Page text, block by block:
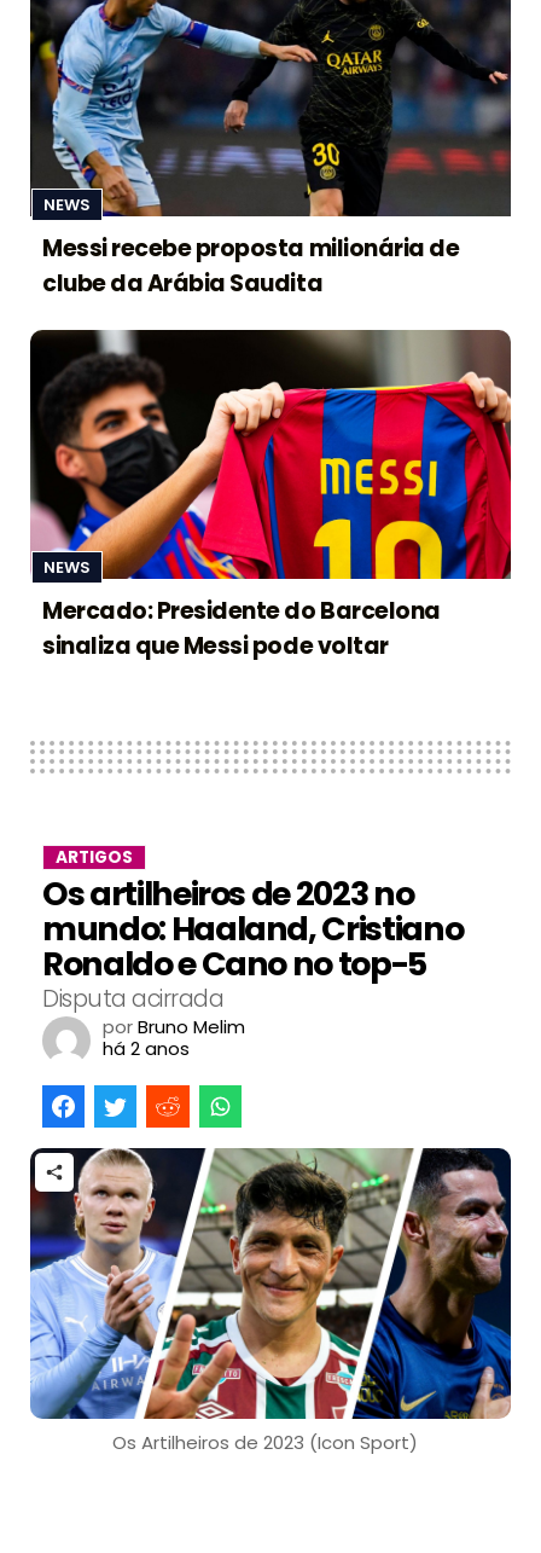
NEWS
Messi recebe proposta milionária de
clube da Arábia Saudita
NEWS
Mercado: Presidente do Barcelona
sinaliza que Messi pode voltar
ARTIGOS
Os artilheiros de 2023 no
mundo: Haaland, Cristiano
Ronaldo e Cano no top-5
Disputa acirrada
porBruno Melim
há 2 anos
Os Artilheiros de 2023 (Icon Sport)